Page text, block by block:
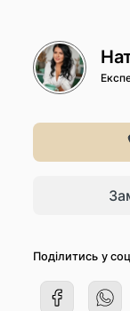
Поділитись у